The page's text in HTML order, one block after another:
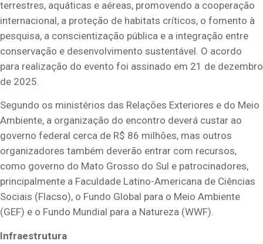
terrestres, aquáticas e aéreas, promovendo a cooperação
internacional, a proteção de habitats críticos, o fomento à
pesquisa, a conscientização pública e a integração entre
conservação e desenvolvimento sustentável. O acordo
para realização do evento foi assinado em 21 de dezembro
de 2025.
Segundo os ministérios das Relações Exteriores e do Meio
Ambiente, a organização do encontro deverá custar ao
governo federal cerca de R$ 86 milhões, mas outros
organizadores também deverão entrar com recursos,
como governo do Mato Grosso do Sul e patrocinadores,
principalmente a Faculdade Latino-Americana de Ciências
Sociais (Flacso), o Fundo Global para o Meio Ambiente
(GEF) e o Fundo Mundial para a Natureza (WWF).
Infraestrutura